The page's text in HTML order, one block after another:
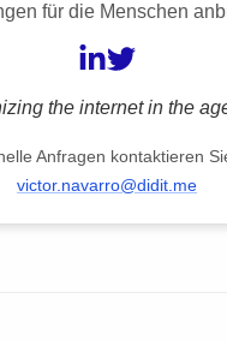
für die Menschen
the internet in the
Anfragen kontaktieren
victor.navarro@didit.me